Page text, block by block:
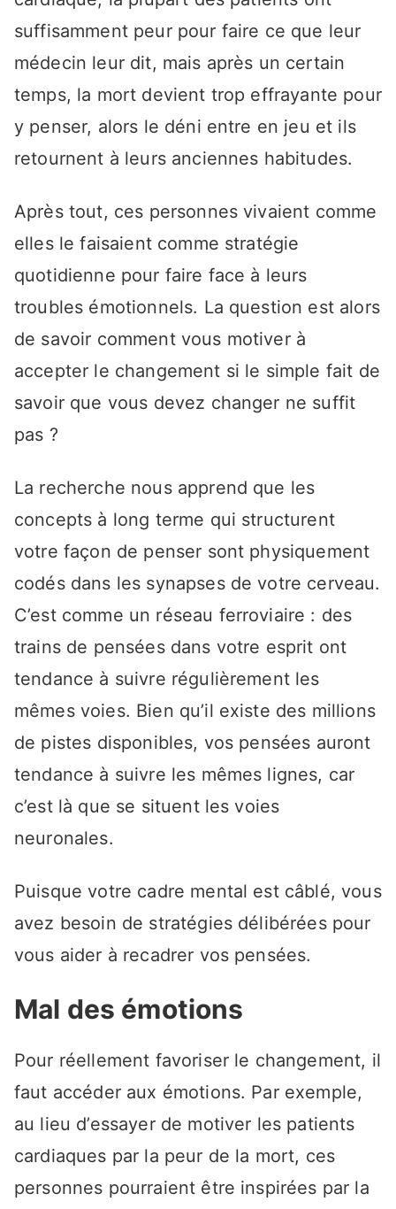
suffisamment peur pour faire ce que leur
médecin leur dit, mais après un certain
temps, la mort devient trop effrayante pour
y penser, alors le déni entre en jeu et ils
retournent à leurs anciennes habitudes.
Après tout, ces personnes vivaient comme
elles le faisaient comme stratégie
quotidienne pour faire face à leurs
troubles émotionnels. La question est alors
de savoir comment vous motiver à
accepter le changement si le simple fait de
savoir que vous devez changer ne suffit
pas ?
La recherche nous apprend que les
concepts à long terme qui structurent
votre façon de penser sont physiquement
codés dans les synapses de votre cerveau.
C’est comme un réseau ferroviaire : des
trains de pensées dans votre esprit ont
tendance à suivre régulièrement les
mêmes voies. Bien qu’il existe des millions
de pistes disponibles, vos pensées auront
tendance à suivre les mêmes lignes, car
c’est là que se situent les voies
neuronales.
Puisque votre cadre mental est câblé, vous
avez besoin de stratégies délibérées pour
vous aider à recadrer vos pensées.
Mal des émotions
Pour réellement favoriser le changement, il
faut accéder aux émotions. Par exemple,
au lieu d’essayer de motiver les patients
cardiaques par la peur de la mort, ces
personnes pourraient être inspirées par la